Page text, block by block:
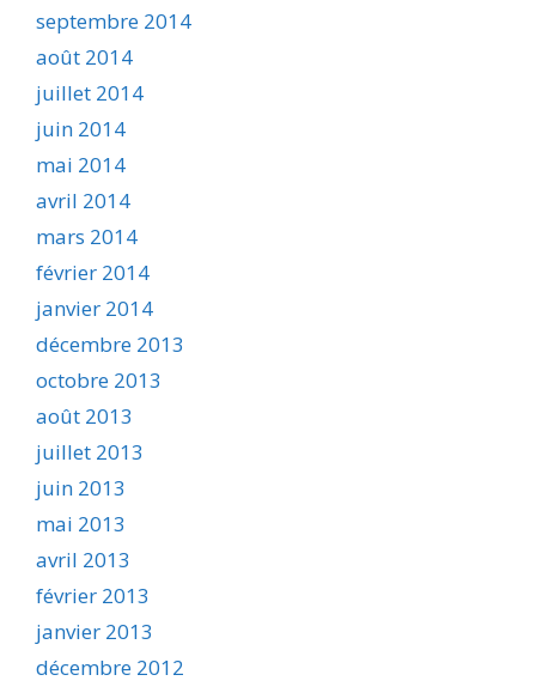
septembre 2014
août 2014
juillet 2014
juin 2014
mai 2014
avril 2014
mars 2014
février 2014
janvier 2014
décembre 2013
octobre 2013
août 2013
juillet 2013
juin 2013
mai 2013
avril 2013
février 2013
janvier 2013
décembre 2012